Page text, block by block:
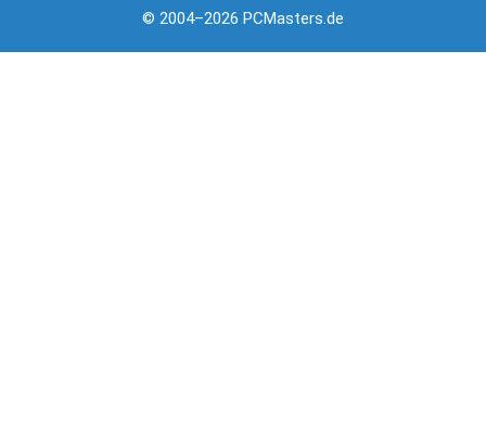
© 2004–2026 PCMasters.de